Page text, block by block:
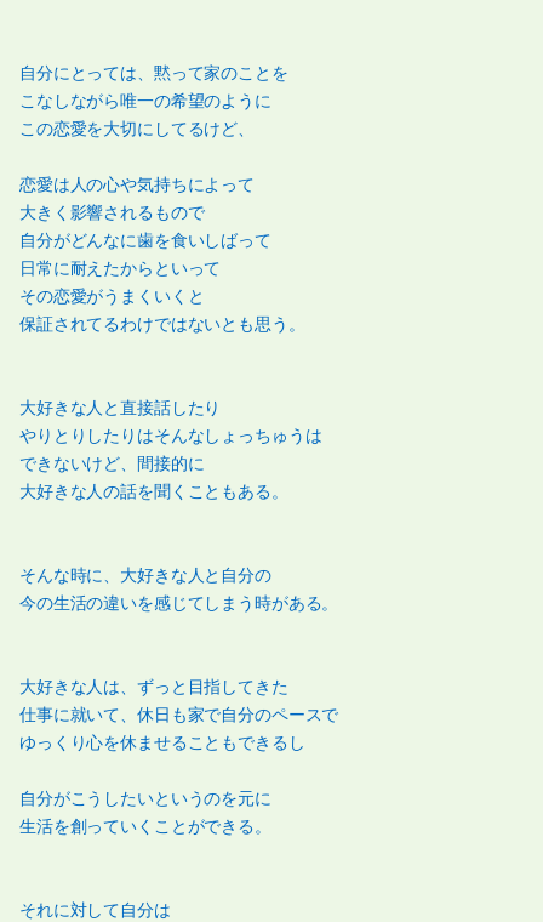
自分にとっては、黙って家のことを
こなしながら唯一の希望のように
この恋愛を大切にしてるけど、
恋愛は人の心や気持ちによって
大きく影響されるもので
自分がどんなに歯を食いしばって
日常に耐えたからといって
その恋愛がうまくいくと
保証されてるわけではないとも思う。
大好きな人と直接話したり
やりとりしたりはそんなしょっちゅうは
できないけど、間接的に
大好きな人の話を聞くこともある。
そんな時に、大好きな人と自分の
今の生活の違いを感じてしまう時がある。
大好きな人は、ずっと目指してきた
仕事に就いて、休日も家で自分のペースで
ゆっくり心を休ませることもできるし
自分がこうしたいというのを元に
生活を創っていくことができる。
それに対して自分は